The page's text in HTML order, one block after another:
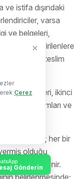
Gönderin
ve istifa dışındaki
varsa
ve belgeleri,
görevlendirilenlere
tutanakla teslim
dahi eşleri, ikinci
kayın hısımları ve
puanları; her bir
olduğu
ayrı belirlenir.
belirlenmesinde;
Çerez